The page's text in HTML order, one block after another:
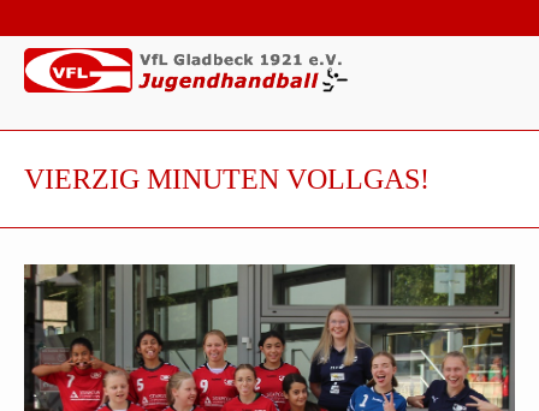
VIERZIG MINUTEN VOLLGAS!